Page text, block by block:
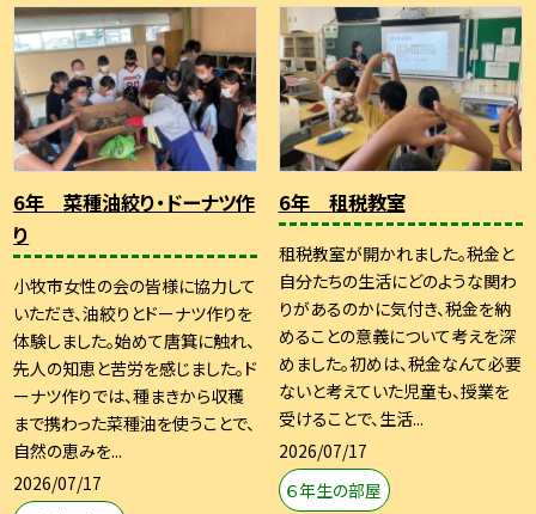
6年 菜種油絞り・ドーナツ作
り
小牧市女性の会の皆様に協力して
いただき、油絞りとドーナツ作りを
体験しました。始めて唐箕に触れ、
先人の知恵と苦労を感じました。ド
ーナツ作りでは、種まきから収穫
まで携わった菜種油を使うことで、
自然の恵みを...
2026/07/17
6年 租税教室
租税教室が開かれました。税金と
自分たちの生活にどのような関わ
りがあるのかに気付き、税金を納
めることの意義について考えを深
めました。初めは、税金なんて必要
ないと考えていた児童も、授業を
受けることで、生活...
2026/07/17
６年生の部屋